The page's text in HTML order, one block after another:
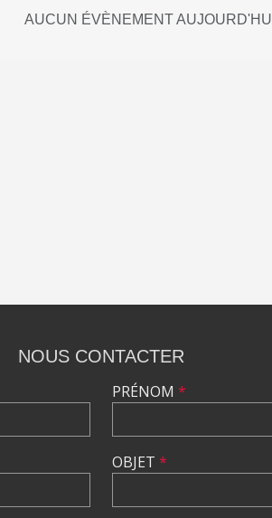
AUCUN ÉVÈNEMENT AUJOURD'HUI
NOUS CONTACTER
PRÉNOM *
OBJET *